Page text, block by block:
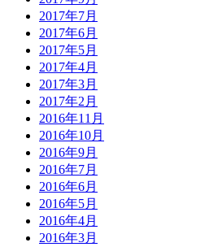
2017年7月
2017年6月
2017年5月
2017年4月
2017年3月
2017年2月
2016年11月
2016年10月
2016年9月
2016年7月
2016年6月
2016年5月
2016年4月
2016年3月